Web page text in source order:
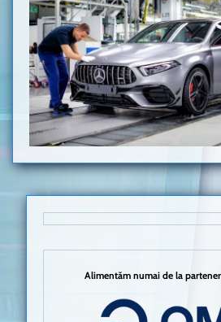
Alimentăm numai de la